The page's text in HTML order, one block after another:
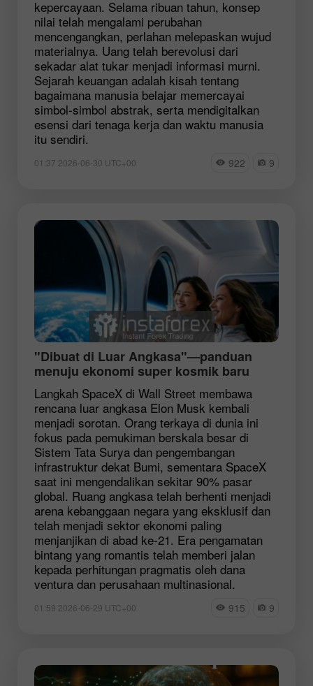
kepercayaan. Selama ribuan tahun, konsep
nilai telah mengalami perubahan
mencengangkan, perlahan melepaskan wujud
materialnya. Uang telah berevolusi dari
sekadar alat tukar menjadi informasi murni.
Sejarah keuangan adalah kisah tentang
bagaimana manusia belajar memercayai
simbol-simbol abstrak, serta mendigitalkan
esensi dari tenaga kerja dan waktu manusia
itu sendiri.
01:37 2026-06-30 UTC+00 922 9
"Dibuat di Luar Angkasa"—panduan
menuju ekonomi super kosmik baru
Langkah SpaceX di Wall Street membawa
rencana luar angkasa Elon Musk kembali
menjadi sorotan. Orang terkaya di dunia ini
fokus pada pemukiman berskala besar di
Sistem Tata Surya dan pengembangan
infrastruktur dekat Bumi, sementara SpaceX
saat ini mengendalikan sekitar 90% pasar
global. Ruang angkasa telah berhenti menjadi
arena kebanggaan negara yang eksklusif dan
telah menjadi sektor ekonomi paling
menjanjikan di abad ke-21. Era pengamatan
bintang yang romantis telah memberi jalan
kepada perhitungan pragmatis oleh dana
ventura dan perusahaan multinasional.
01:59 2026-06-29 UTC+00 915 9